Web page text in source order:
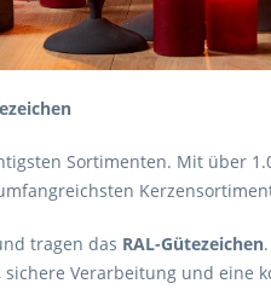
Sortimenten. Mit über
tragen das RAL-Gütezeichen
Verarbeitung und eine